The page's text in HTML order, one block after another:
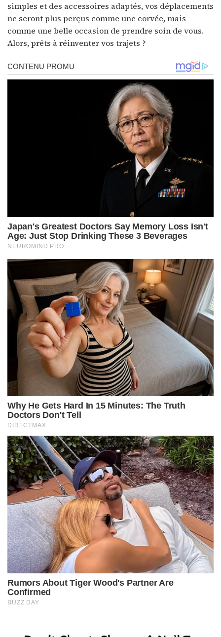
simples et des accessoires adaptés, vos déplacements
ne seront plus perçus comme une corvée, mais
comme une belle occasion de prendre soin de vous.
Alors, prêts à réinventer vos trajets ?